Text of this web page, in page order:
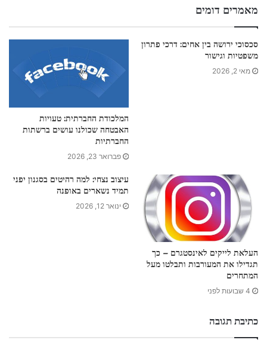
מאמרים דומים
סכסוכי ירושה בין אחים: דרכי פתרון
משפטיות וגישור
מאי 2, 2026
המלכודת החברתית: טעויות
האבטחה שכולנו עושים ברשתות
החברתיות
פברואר 23, 2026
העלאת לייקים לאינסטגרם – כך
תגדילו את המעורבות ותבלטו מעל
המתחרים
4 שבועות לפני
עיצוב נצחי: למה רהיטים בסגנון יפני
תמיד נשארים באופנה
ינואר 12, 2026
כתיבת תגובה